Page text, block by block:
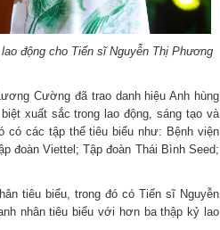
động cho Tiến sĩ Nguyễn Thị Phương
Cường đã trao danh hiệu Anh hùng
xuất sắc trong lao động, sáng tạo và
có các tập thể tiêu biểu như: Bệnh viện
đoàn Viettel; Tập đoàn Thái Bình Seed;
tiêu biểu, trong đó có Tiến sĩ Nguyễn
nhân tiêu biểu với hơn ba thập kỷ lao